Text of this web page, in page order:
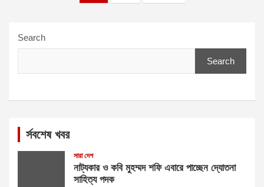
Search
Search
র্সবশেষ খবর
সারা দেশ
নাট্যকার ও কবি মুহম্মদ শফি এবারে পাচ্ছেন দ্যোতনা
সাহিত্য পদক